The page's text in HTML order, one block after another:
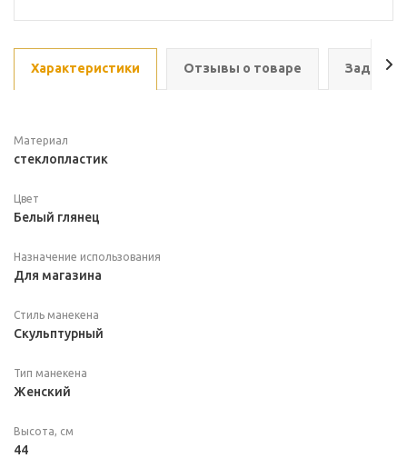
Характеристики Отзывы о товаре Задать
Материал
стеклопластик
Цвет
Белый глянец
Назначение использования
Для магазина
Стиль манекена
Скульптурный
Тип манекена
Женский
Высота, см
44